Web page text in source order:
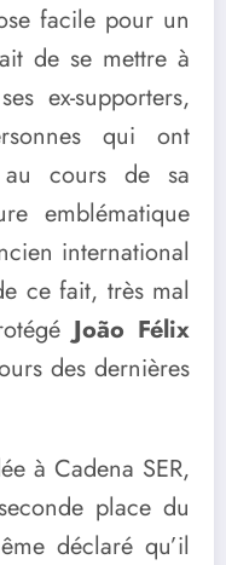
facile pour un
de se mettre à
ex-supporters,
qui ont
au cours de sa
emblématique
international
ce fait, très mal
João Félix
des dernières
à Cadena SER,
place du
déclaré qu’il